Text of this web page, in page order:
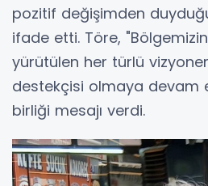
pozitif değişimden
ifade etti. Töre, "Bölgemizin
yürütülen her türlü vizyoner
destekçisi olmaya devam
birliği mesajı verdi.